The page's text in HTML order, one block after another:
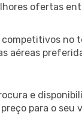
ofertas
competitivos no
aéreas
e
para o seu